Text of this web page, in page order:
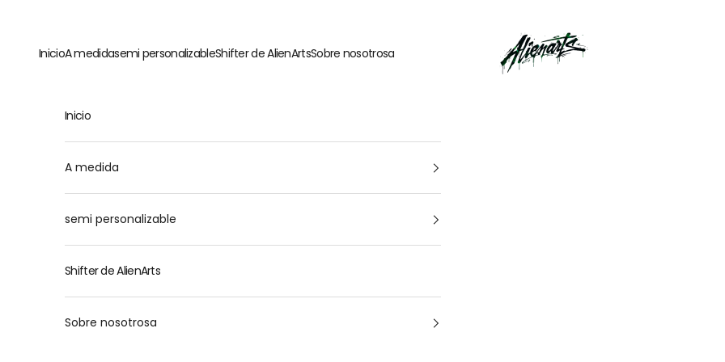
AlienArts
InicioA medidasemi personalizableShifter de AlienArtsSobre nosotrosa
Inicio
A medida
semi personalizable
Shifter de AlienArts
Sobre nosotrosa